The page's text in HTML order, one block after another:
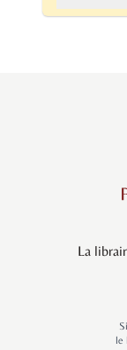
La
le